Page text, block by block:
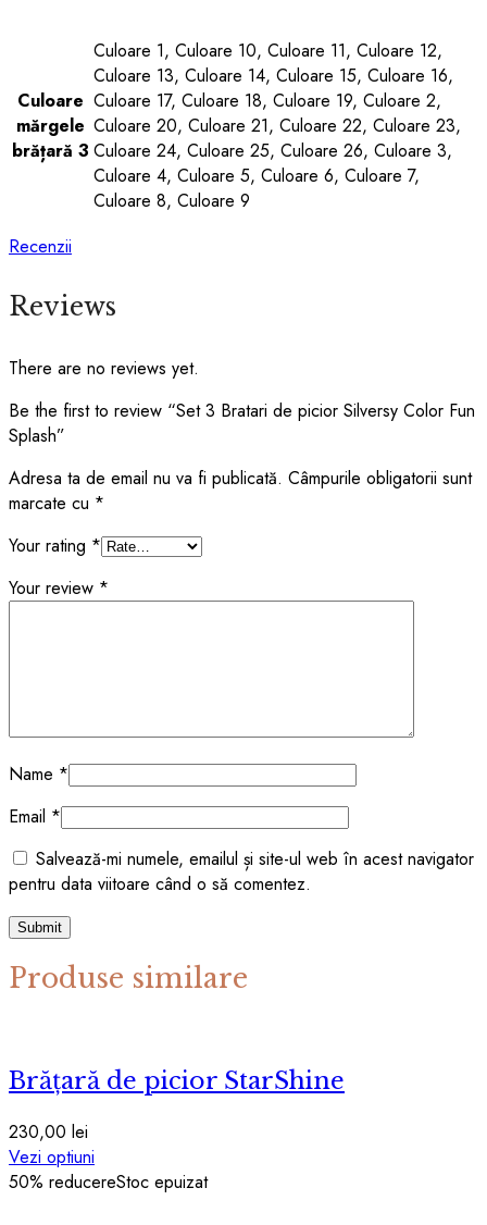
Culoare
mărgele
brățară 3
Culoare 1, Culoare 10, Culoare 11, Culoare 12,
Culoare 13, Culoare 14, Culoare 15, Culoare 16,
Culoare 17, Culoare 18, Culoare 19, Culoare 2,
Culoare 20, Culoare 21, Culoare 22, Culoare 23,
Culoare 24, Culoare 25, Culoare 26, Culoare 3,
Culoare 4, Culoare 5, Culoare 6, Culoare 7,
Culoare 8, Culoare 9
Recenzii
Reviews
There are no reviews yet.
Be the first to review “Set 3 Bratari de picior Silversy Color Fun
Splash”
Adresa ta de email nu va fi publicată. Câmpurile obligatorii sunt
marcate cu *
Your rating *
Your review *
Name *
Email *
Salvează-mi numele, emailul și site-ul web în acest navigator
pentru data viitoare când o să comentez.
Produse similare
Brățară de picior StarShine
230,00 lei
Vezi optiuni
produs
50% reducereStoc epuizat